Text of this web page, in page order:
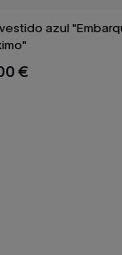
azul
€